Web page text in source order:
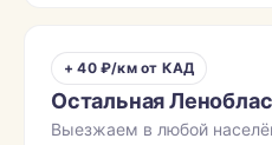
+ 40 ₽/км от КАД
Остальная
Выезжаем в любой